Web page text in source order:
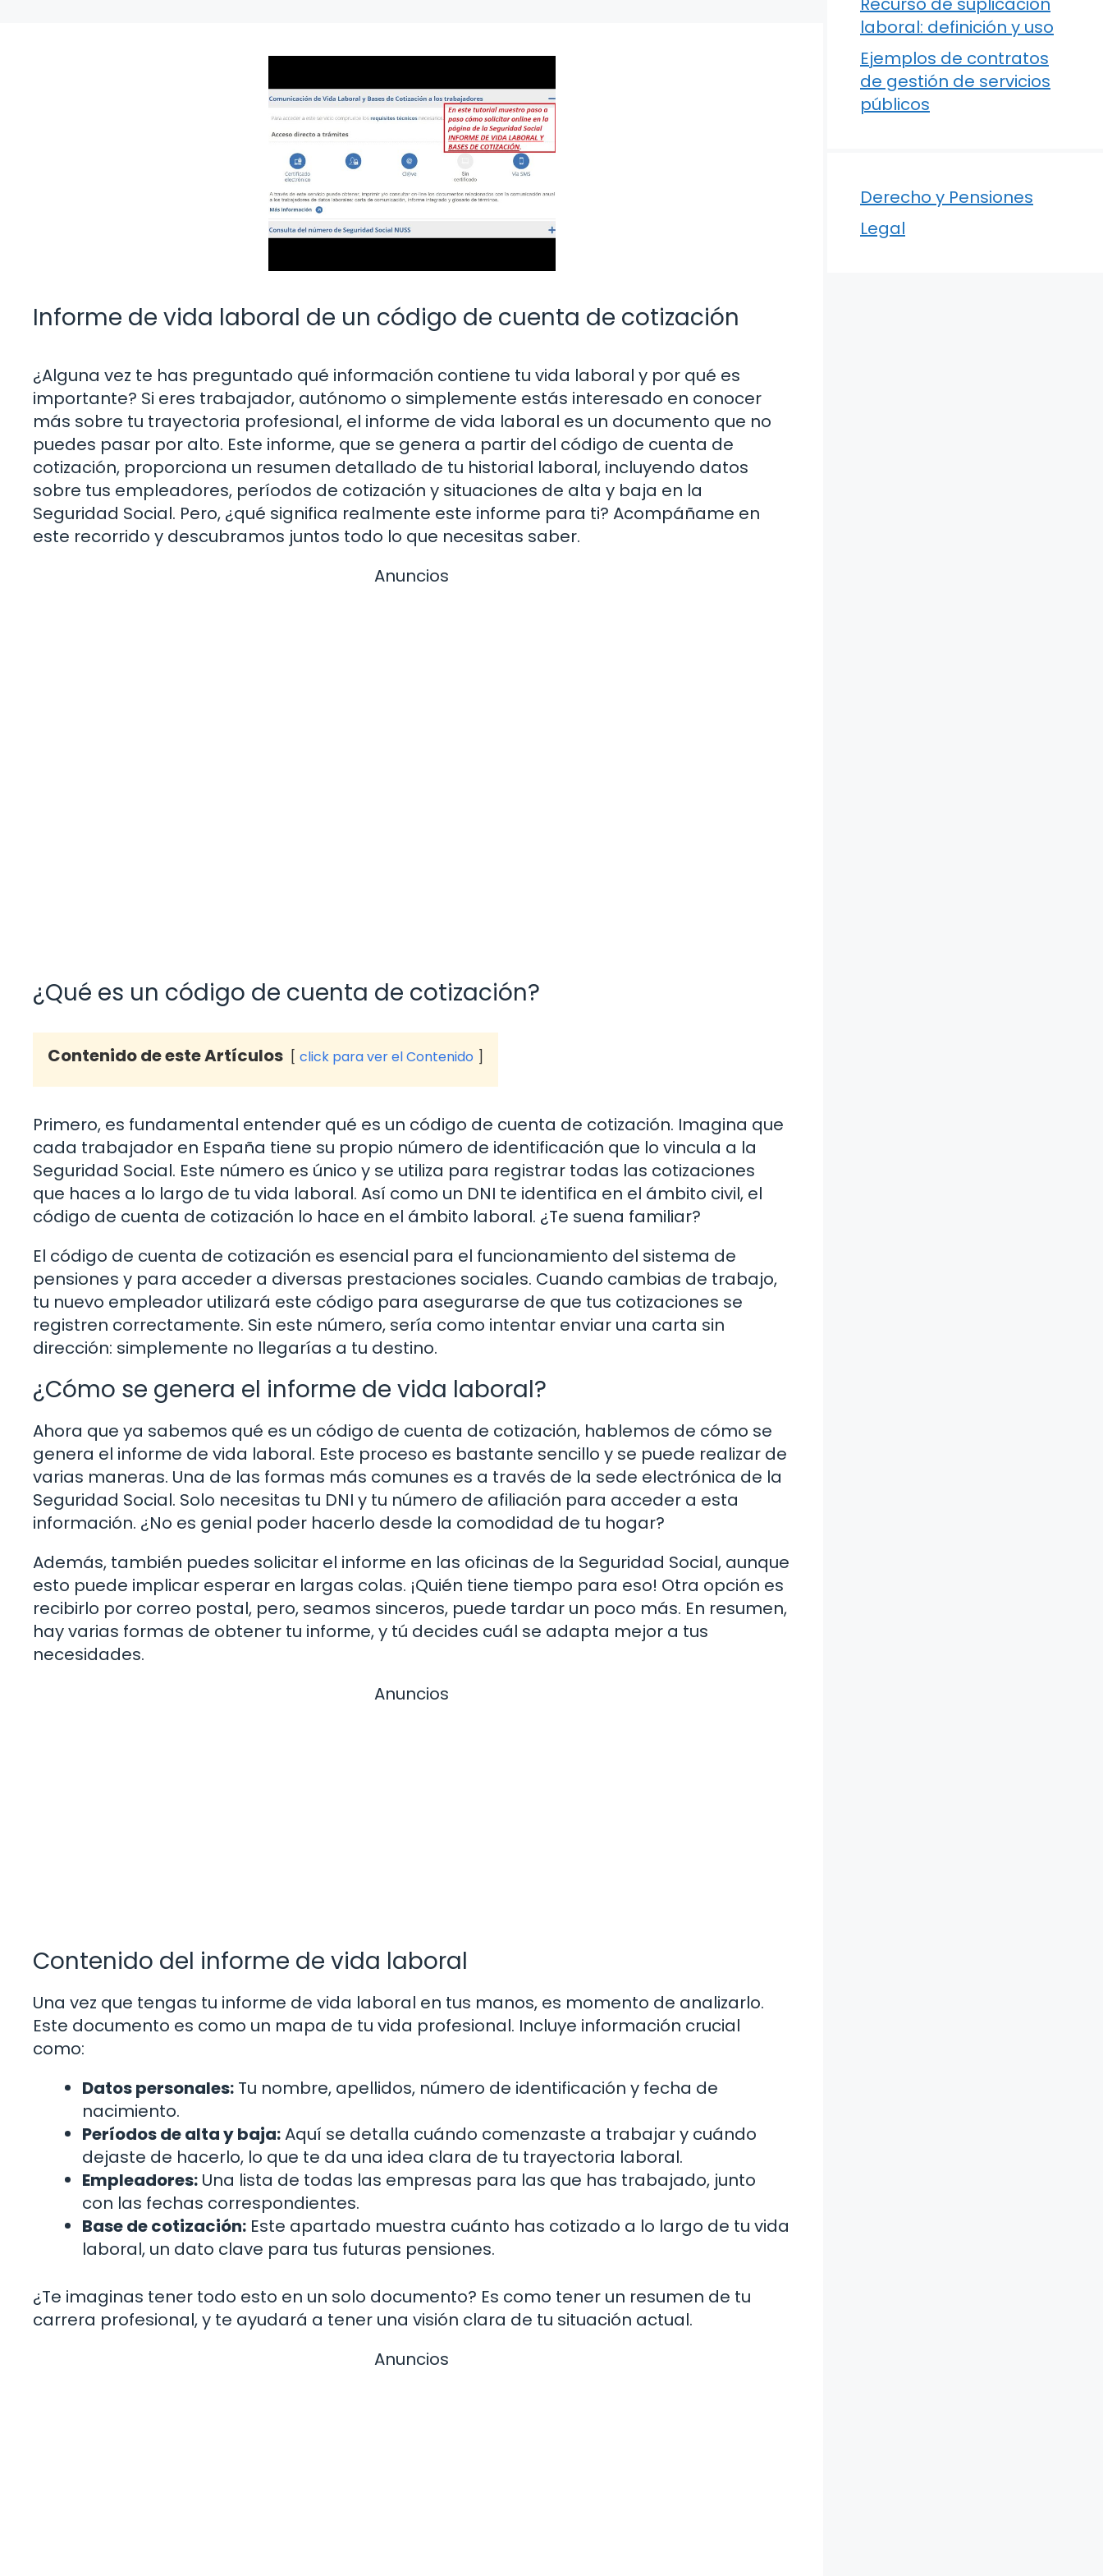
Informe de vida laboral de un código de cuenta de cotización
¿Alguna vez te has preguntado qué información contiene tu vida laboral y por qué es
importante? Si eres trabajador, autónomo o simplemente estás interesado en conocer
más sobre tu trayectoria profesional, el informe de vida laboral es un documento que no
puedes pasar por alto. Este informe, que se genera a partir del código de cuenta de
cotización, proporciona un resumen detallado de tu historial laboral, incluyendo datos
sobre tus empleadores, períodos de cotización y situaciones de alta y baja en la
Seguridad Social. Pero, ¿qué significa realmente este informe para ti? Acompáñame en
este recorrido y descubramos juntos todo lo que necesitas saber.
Anuncios
¿Qué es un código de cuenta de cotización?
Contenido de este Artículos click para ver el Contenido
Primero, es fundamental entender qué es un código de cuenta de cotización. Imagina que
cada trabajador en España tiene su propio número de identificación que lo vincula a la
Seguridad Social. Este número es único y se utiliza para registrar todas las cotizaciones
que haces a lo largo de tu vida laboral. Así como un DNI te identifica en el ámbito civil, el
código de cuenta de cotización lo hace en el ámbito laboral. ¿Te suena familiar?
El código de cuenta de cotización es esencial para el funcionamiento del sistema de
pensiones y para acceder a diversas prestaciones sociales. Cuando cambias de trabajo,
tu nuevo empleador utilizará este código para asegurarse de que tus cotizaciones se
registren correctamente. Sin este número, sería como intentar enviar una carta sin
dirección: simplemente no llegarías a tu destino.
¿Cómo se genera el informe de vida laboral?
Ahora que ya sabemos qué es un código de cuenta de cotización, hablemos de cómo se
genera el informe de vida laboral. Este proceso es bastante sencillo y se puede realizar de
varias maneras. Una de las formas más comunes es a través de la sede electrónica de la
Seguridad Social. Solo necesitas tu DNI y tu número de afiliación para acceder a esta
información. ¿No es genial poder hacerlo desde la comodidad de tu hogar?
Además, también puedes solicitar el informe en las oficinas de la Seguridad Social, aunque
esto puede implicar esperar en largas colas. ¡Quién tiene tiempo para eso! Otra opción es
recibirlo por correo postal, pero, seamos sinceros, puede tardar un poco más. En resumen,
hay varias formas de obtener tu informe, y tú decides cuál se adapta mejor a tus
necesidades.
Anuncios
Contenido del informe de vida laboral
Una vez que tengas tu informe de vida laboral en tus manos, es momento de analizarlo.
Este documento es como un mapa de tu vida profesional. Incluye información crucial
como:
Datos personales: Tu nombre, apellidos, número de identificación y fecha de
nacimiento.
Períodos de alta y baja:Aquí se detalla cuándo comenzaste a trabajar y cuándo
dejaste de hacerlo, lo que te da una idea clara de tu trayectoria laboral.
Empleadores: Una lista de todas las empresas para las que has trabajado, junto
con las fechas correspondientes.
Base de cotización: Este apartado muestra cuánto has cotizado a lo largo de tu vida
laboral, un dato clave para tus futuras pensiones.
¿Te imaginas tener todo esto en un solo documento? Es como tener un resumen de tu
carrera profesional, y te ayudará a tener una visión clara de tu situación actual.
Anuncios
laboral: definición y uso
Ejemplos de contratos
de gestión de servicios
públicos
Derecho y Pensiones
Legal